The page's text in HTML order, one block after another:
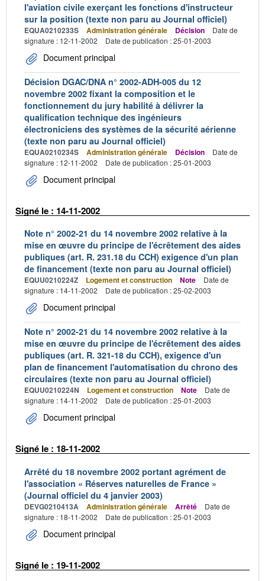
l'aviation civile exerçant les fonctions d'instructeur
sur la position (texte non paru au Journal officiel)
EQUA0210233S Administration générale Décision
Date de
signature : 12-11-2002
Date de publication : 25-01-2003
Document principal
Décision DGAC/DNA n° 2002-ADH-005 du 12
novembre 2002 fixant la composition et le
fonctionnement du jury habilité à délivrer la
qualification technique des ingénieurs
électroniciens des systèmes de la sécurité aérienne
(texte non paru au Journal officiel)
EQUA0210234S Administration générale Décision
Date de
signature : 12-11-2002
Date de publication : 25-01-2003
Document principal
Signé le : 14-11-2002
Note n° 2002-21 du 14 novembre 2002 relative à la
mise en œuvre du principe de l'écrêtement des aides
publiques (art. R. 231.18 du CCH) exigence d'un plan
de financement (texte non paru au Journal officiel)
EQUU0210224Z Logement et construction Note
Date de
signature : 14-11-2002
Date de publication : 25-02-2003
Document principal
Note n° 2002-21 du 14 novembre 2002 relative à la
mise en œuvre du principe de l'écrêtement des aides
publiques (art. R. 321-18 du CCH), exigence d'un
plan de financement l'automatisation du chrono des
circulaires (texte non paru au Journal officiel)
EQUU0210224N Logement et construction Note
Date de
signature : 14-11-2002
Date de publication : 25-01-2003
Document principal
Signé le : 18-11-2002
Arrêté du 18 novembre 2002 portant agrément de
l'association « Réserves naturelles de France »
(Journal officiel du 4 janvier 2003)
DEVG0210413A Administration générale Arrêté
Date de
signature : 18-11-2002
Date de publication : 25-01-2003
Document principal
Signé le : 19-11-2002